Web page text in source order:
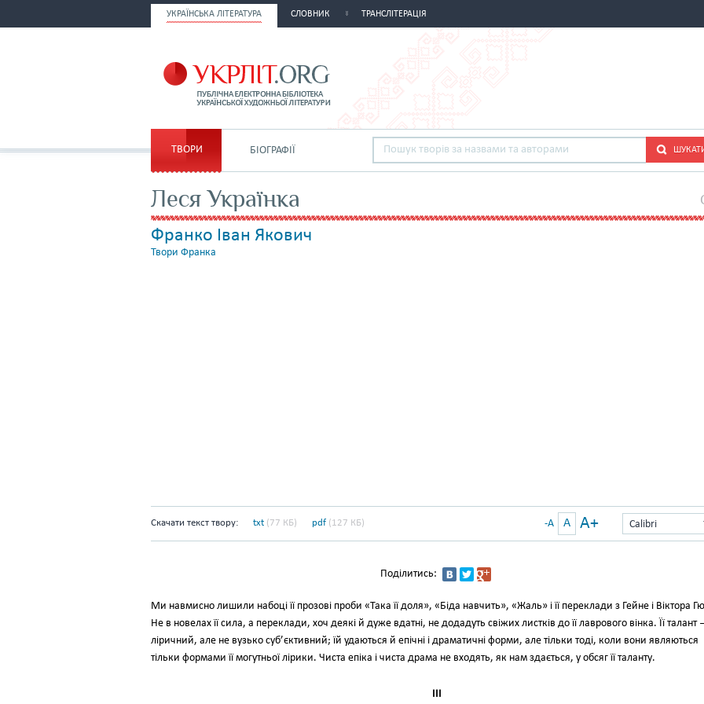
УКРАЇНСЬКА ЛІТЕРАТУРА СЛОВНИК ТРАНСЛІТЕРАЦІЯ
ТВОРИ БІОГРАФІЇ
Леся Українка
Франко Іван Якович
Твори Франка
Скачати текст твору: txt (77 КБ) pdf (127 КБ) Calibri
-A A A+
Поділитись:
Ми навмисно лишили набоці її прозові проби «Така її доля», «Біда навчить», «Жаль» і її переклади з Гейне і Віктора
Не в новелах її сила, а переклади, хоч деякі й дуже вдатні, не додадуть свіжих листків до її лаврового вінка. Її талант
ліричний, але не вузько суб’єктивний; їй удаються й епічні і драматичні форми, але тільки тоді, коли вони являються
тільки формами її могутньої лірики. Чиста епіка і чиста драма не входять, як нам здається, у обсяг її таланту.
III